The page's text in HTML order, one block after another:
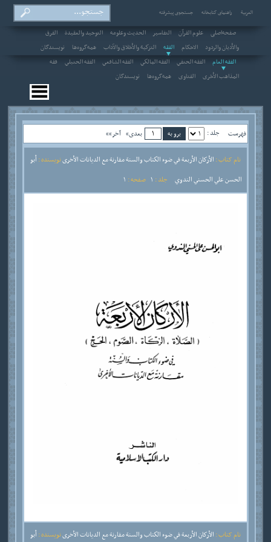
العربیة راهنمای کتابخانه جستجوی پیشرفته
صفحه‌اصلی علوم القرآن التفاسير الحديث وعلومه التوحيد والعقيدة
الفرق
والأديان والردود
الاحکام الفقه التزكية والأخلاق والآداب همه‌گروه‌ها
نویسندگان
الفقه العام
الفقه الحنفي الفقه المالكي الفقه الشافعي الفقه الحنبلي
فقه
المذاهب الأخرى
الفتاوى همه‌گروه‌ها نویسندگان
فهرست جلد : بعدی» آخر»»
نام کتاب : الأركان الأربعة في ضوء الكتاب والسنة مقارنة مع الديانات الأخرىنویسنده :أبو
الحسن علي الحسني الندوي
جلد : صفحه :
نام کتاب : الأركان الأربعة في ضوء الكتاب والسنة مقارنة مع الديانات الأخرىنویسنده :أبو